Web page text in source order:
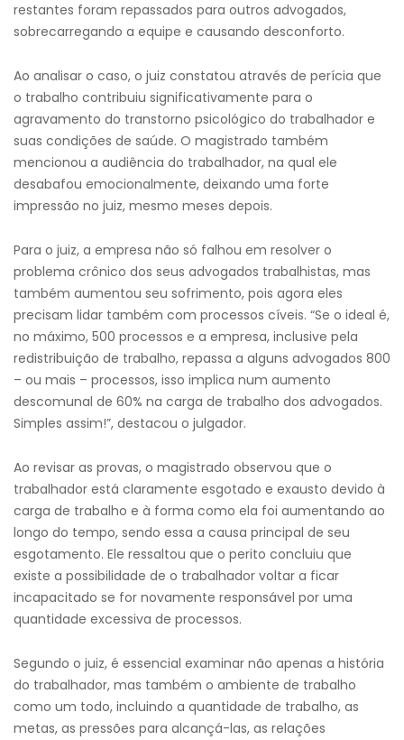
restantes foram repassados para outros advogados,
sobrecarregando a equipe e causando desconforto.
Ao analisar o caso, o juiz constatou através de perícia que
o trabalho contribuiu significativamente para o
agravamento do transtorno psicológico do trabalhador e
suas condições de saúde. O magistrado também
mencionou a audiência do trabalhador, na qual ele
desabafou emocionalmente, deixando uma forte
impressão no juiz, mesmo meses depois.
Para o juiz, a empresa não só falhou em resolver o
problema crônico dos seus advogados trabalhistas, mas
também aumentou seu sofrimento, pois agora eles
precisam lidar também com processos cíveis. “Se o ideal é,
no máximo, 500 processos e a empresa, inclusive pela
redistribuição de trabalho, repassa a alguns advogados 800
– ou mais – processos, isso implica num aumento
descomunal de 60% na carga de trabalho dos advogados.
Simples assim!”, destacou o julgador.
Ao revisar as provas, o magistrado observou que o
trabalhador está claramente esgotado e exausto devido à
carga de trabalho e à forma como ela foi aumentando ao
longo do tempo, sendo essa a causa principal de seu
esgotamento. Ele ressaltou que o perito concluiu que
existe a possibilidade de o trabalhador voltar a ficar
incapacitado se for novamente responsável por uma
quantidade excessiva de processos.
Segundo o juiz, é essencial examinar não apenas a história
do trabalhador, mas também o ambiente de trabalho
como um todo, incluindo a quantidade de trabalho, as
metas, as pressões para alcançá-las, as relações